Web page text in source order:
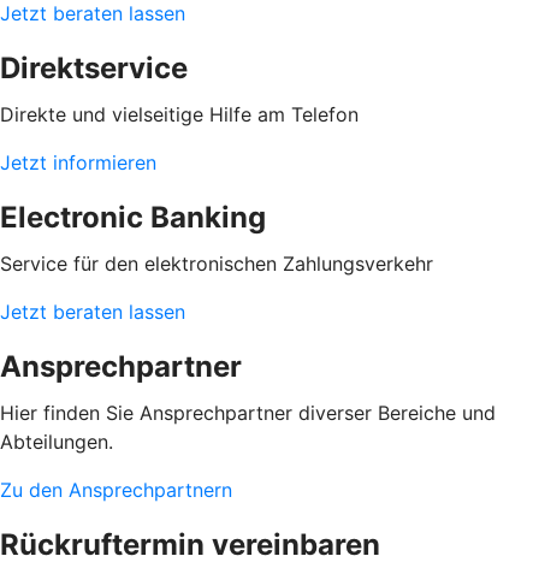
Jetzt beraten lassen
Direktservice
Direkte und vielseitige Hilfe am Telefon
Jetzt informieren
Electronic Banking
Service für den elektronischen Zahlungsverkehr
Jetzt beraten lassen
Ansprechpartner
Hier finden Sie Ansprechpartner diverser Bereiche und
Abteilungen.
Zu den Ansprechpartnern
Rückruftermin vereinbaren